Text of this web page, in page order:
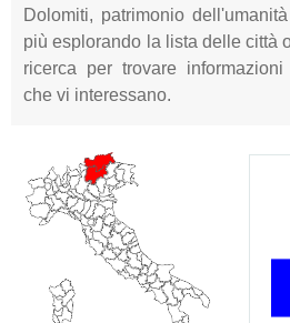
Dolomiti, patrimonio
più esplorando la lista delle città
ricerca per trovare
che vi interessano.